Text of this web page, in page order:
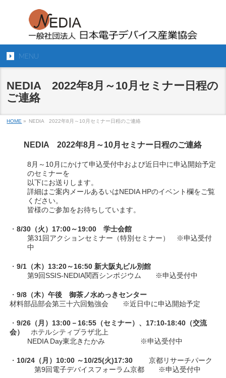
MENU
NEDIA 2022年8月～10月セミナー日程の
ご連絡
HOME » NEDIA 2022年8月～10月セミナー日程のご連絡
NEDIA 2022年8月～10月セミナー日程のご連絡
8月～10月にかけて申込受付中および近日中に申込開始予定
のセミナーを
以下にお送りします。
詳細はご案内メールあるいはNEDIA HPのイベント欄をご覧
ください。
皆様のご参加をお待ちしています。
・8/30（火）17:00～19:00 学士会館
第31回アクションセミナー（特別セミナー） ※申込受付
中
・9/1（木）13:20～16:50 新大阪丸ビル別館
第9回SSIS-NEDIA関西シンポジウム ※申込受付中
・9/8（木）午後 御茶ノ水めっきセンター
材料部品部会第三十六回勉強会 ※近日中に申込開始予定
・9/26（月）13:00－16:55（セミナー）、17:10-18:40（交流
会）
ホテルシティプラザ北上
NEDIA Day東北きたかみ ※申込受付中
・ 10/24（月）10:00 ～10/25(火)17:30 京都リサーチパーク
第9回電子デバイスフォーラム京都 ※申込受付中